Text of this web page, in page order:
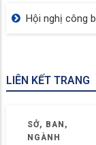
Hội nghị công
LIÊN KẾT TRANG
SỞ, BAN,
NGÀNH